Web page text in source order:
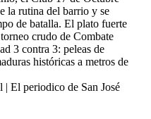
la rutina del barrio y se
de batalla. El plato fuerte
crudo de Combate
3 contra 3: peleas de
históricas a metros de
| El periodico de San José